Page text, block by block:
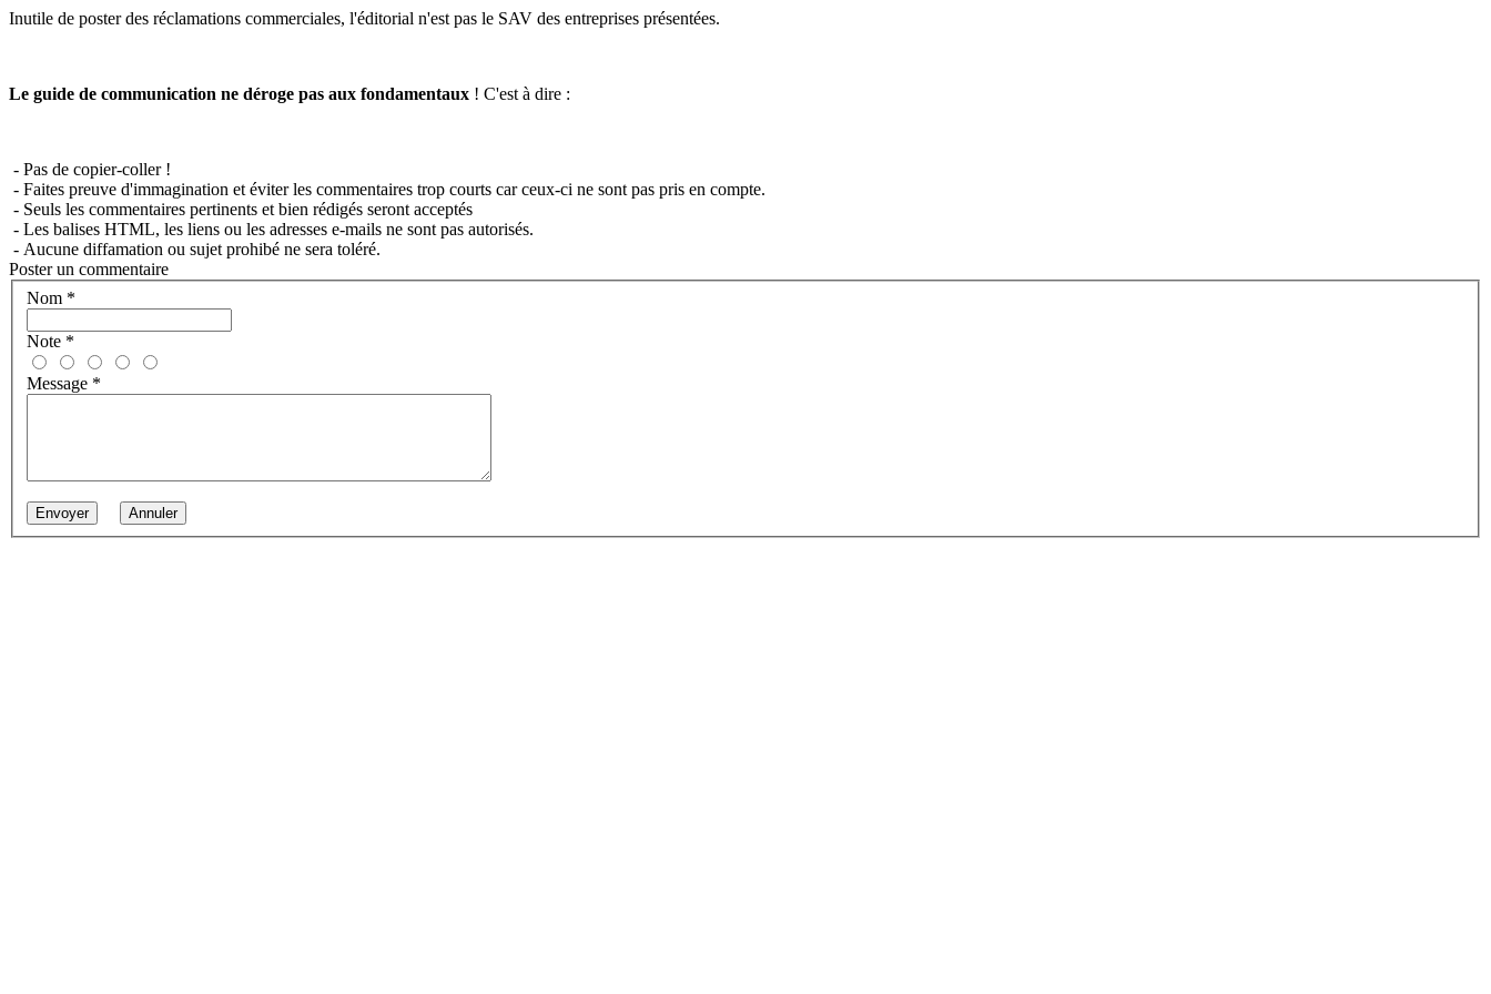
Inutile de poster des réclamations commerciales, l'éditorial n'est pas le SAV des entreprises présentées.
Le guide de communication ne déroge pas aux fondamentaux ! C'est à dire :
- Pas de copier-coller !
- Faites preuve d'immagination et éviter les commentaires trop courts car ceux-ci ne sont pas pris en compte.
- Seuls les commentaires pertinents et bien rédigés seront acceptés
- Les balises HTML, les liens ou les adresses e-mails ne sont pas autorisés.
- Aucune diffamation ou sujet prohibé ne sera toléré.
Poster un commentaire
Nom *
Note *
Message *